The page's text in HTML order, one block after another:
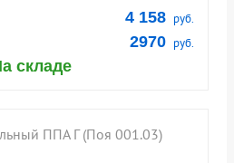
4 158 руб.
2970 руб.
складе